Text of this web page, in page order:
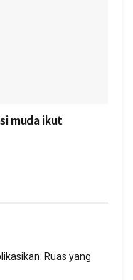
muda ikut
Ruas yang